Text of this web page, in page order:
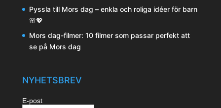
Pyssla till Mors dag – enkla och roliga idéer för barn
🌸💖
Mors dag-filmer: 10 filmer som passar perfekt att
se på Mors dag
NYHETSBREV
E-post